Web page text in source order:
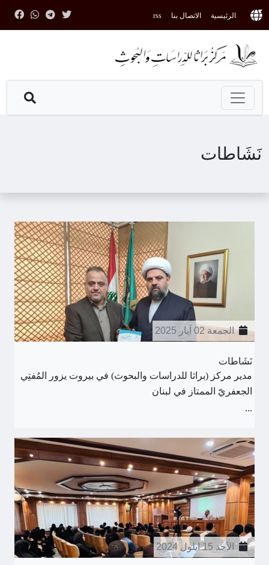
الرئيسية الاتصال بنا rss
نَشَاطات
الجمعة 02 آيار 2025
نَشَاطات
مدير مركز (براثا للدراسات والبحوث) في بيروت يزور المُفتِي
الجعفريّ الممتاز في لبنان
...
الأحد 15 ايلول 2024